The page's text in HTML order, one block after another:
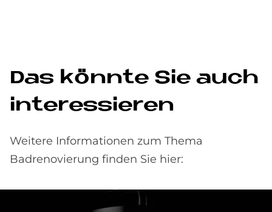
Das könnte Sie auch
interessieren
Weitere Informationen zum Thema
Badrenovierung finden Sie hier: